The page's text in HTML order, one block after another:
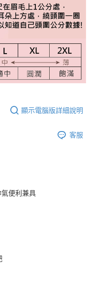
顯示電腦版詳細說明
客服
便利兼具